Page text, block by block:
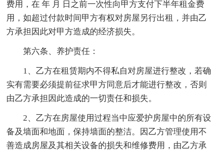
费用，在 年 月 日之前一次性向甲方支付下半年租金费
用，如超过付款时间甲方有权对房屋另行出租，并由乙
方承担因此对甲方造成的经济损失。
第六条、养护责任：
1、乙方在租赁期内不得私自对房屋进行整改，若确
实有需要必须提前征求甲方同意后才能进行整改，否则
由乙方承担因此造成的一切责任和损失。
2、乙方在房屋使用过程当中应爱护房屋中的所有设
备及墙面和地面，保持墙面的整洁。因乙方管理使用不
善造成房屋及其相关设备的损失和维修费用，由乙方承